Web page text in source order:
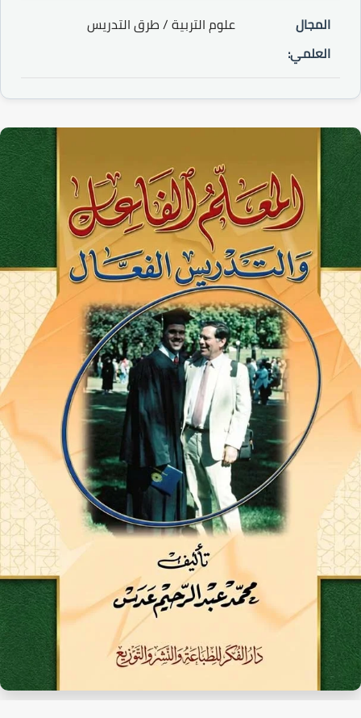
المجال
العلمي:
علوم التربية / طرق التدريس